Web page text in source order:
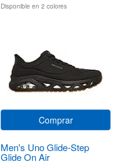
Disponible en 2 colores
Comprar
Men's Uno Glide-Step
Glide On Air